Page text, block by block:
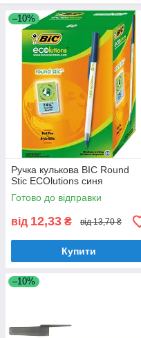
–10%
Ручка кулькова BIC Round
Stic ECOlutions синя
Готово до відправки
від 12,33 ₴ від 13,70 ₴
Купити
–10%